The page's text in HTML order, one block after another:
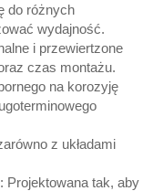
do różnych
wydajność.
i przewiertzone
czas montażu.
na korozyję
z układami
tak, aby